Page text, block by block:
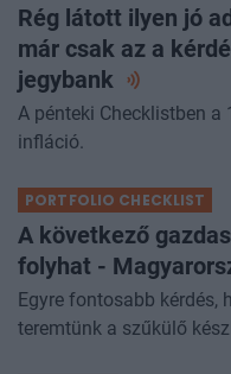
Rég látott ilyen jó
már csak az a
jegybank
A pénteki Checklistben
infláció.
PORTFOLIO CHECKLIST
A következő
folyhat -
Egyre fontosabb kérdés,
teremtünk a szűkülő